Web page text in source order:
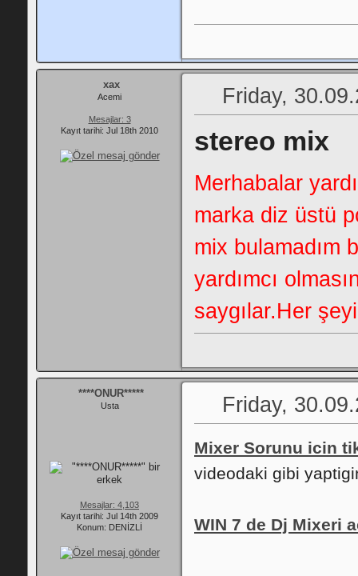
xax
Acemi
Mesajlar: 3
Kayıt tarihi: Jul 18th 2010
Friday,
stereo mix
Merhabalar
marka diz üstü
mix bulamadım
yardımcı
saygılar.Her
****ONUR*****
Usta
Mesajlar: 4,103
Kayıt tarihi: Jul 14th 2009
Konum: DENİZLİ
Friday,
Mixer Sorunu icin
videodaki gibi
WIN 7 de Dj Mixeri